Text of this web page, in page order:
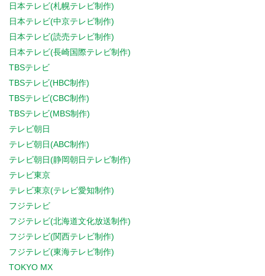
日本テレビ(札幌テレビ制作)
日本テレビ(中京テレビ制作)
日本テレビ(読売テレビ制作)
日本テレビ(長崎国際テレビ制作)
TBSテレビ
TBSテレビ(HBC制作)
TBSテレビ(CBC制作)
TBSテレビ(MBS制作)
テレビ朝日
テレビ朝日(ABC制作)
テレビ朝日(静岡朝日テレビ制作)
テレビ東京
テレビ東京(テレビ愛知制作)
フジテレビ
フジテレビ(北海道文化放送制作)
フジテレビ(関西テレビ制作)
フジテレビ(東海テレビ制作)
TOKYO MX